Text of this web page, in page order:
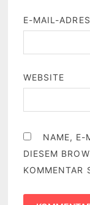
E-MAIL-
WEBSITE
NAME, E-
DIESEM
KOMMENTAR